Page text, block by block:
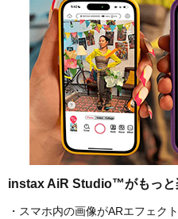
instax AiR Studio™がもっと
・スマホ内の画像がARエフェク